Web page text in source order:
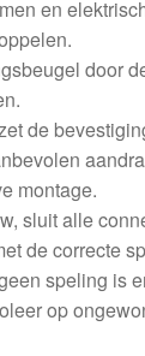
en
door
de
montage.
sluit alle
de correcte
speling is
op